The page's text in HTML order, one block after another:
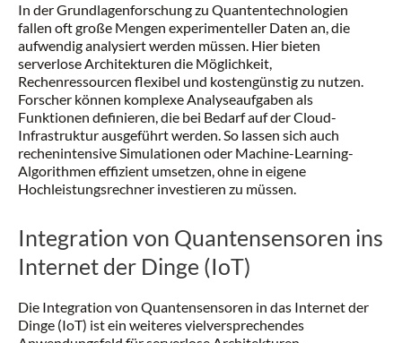
In der Grundlagenforschung zu Quantentechnologien
fallen oft große Mengen experimenteller Daten an, die
aufwendig analysiert werden müssen. Hier bieten
serverlose Architekturen die Möglichkeit,
Rechenressourcen flexibel und kostengünstig zu nutzen.
Forscher können komplexe Analyseaufgaben als
Funktionen definieren, die bei Bedarf auf der Cloud-
Infrastruktur ausgeführt werden. So lassen sich auch
rechenintensive Simulationen oder Machine-Learning-
Algorithmen effizient umsetzen, ohne in eigene
Hochleistungsrechner investieren zu müssen.
Integration von Quantensensoren ins
Internet der Dinge (IoT)
Die Integration von Quantensensoren in das Internet der
Dinge (IoT) ist ein weiteres vielversprechendes